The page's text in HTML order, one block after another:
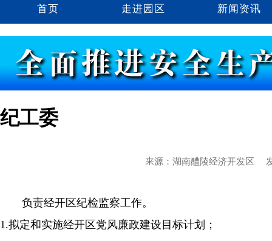
首页 走进园区 新闻资讯
纪工委
来源：湖南醴陵经济开发区
负责经开区纪检监察工作。
1.拟定和实施经开区党风廉政建设目标计划；